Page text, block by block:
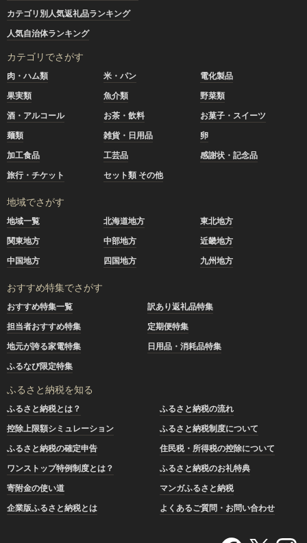
カテゴリ別人気返礼品ランキング
人気自治体ランキング
カテゴリでさがす
肉・ハム類 米・パン
電化製品
果実類
魚介類
野菜類
酒・アルコール
お茶・飲料
お菓子・スイーツ
麺類
雑貨・日用品
卵
加工食品
工芸品
感謝状・記念品
旅行・チケット
セット類 その他
地域でさがす
地域一覧 北海道地方
東北地方
関東地方
中部地方
近畿地方
中国地方
四国地方 九州地方
おすすめ特集でさがす
おすすめ特集一覧
訳あり返礼品特集
担当者おすすめ特集
定期便特集
地元が誇る家電特集
日用品・消耗品特集
ふるなび限定特集
ふるさと納税を知る
ふるさと納税とは？
ふるさと納税の流れ
控除上限額シミュレーション
ふるさと納税制度について
ふるさと納税の確定申告
住民税・所得税の控除について
ワンストップ特例制度とは？
ふるさと納税のお礼特典
寄附金の使い道
マンガふるさと納税
企業版ふるさと納税とは
よくあるご質問・お問い合わせ